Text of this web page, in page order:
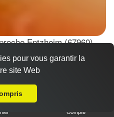
Entzheim (67960)
Compte
pour vous garantir la
site Web